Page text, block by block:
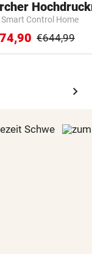
Smart Control Home
€644,99
chevron_right